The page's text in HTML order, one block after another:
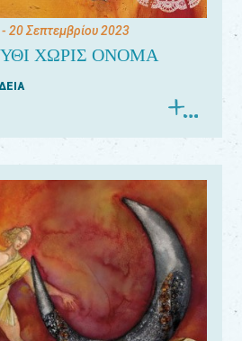
- 20 Σεπτεμβρίου 2023
ΧΩΡΙΣ ΟΝΟΜΑ